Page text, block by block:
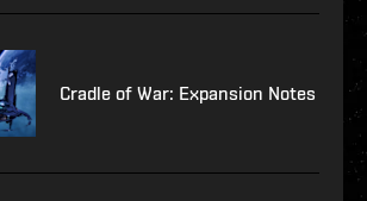
Cradle of War: Expansion Notes